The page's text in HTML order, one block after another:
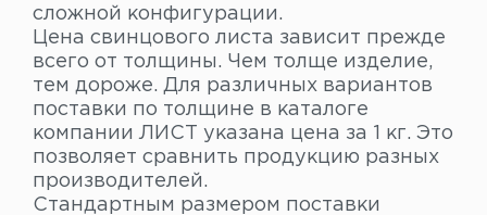
сложной конфигурации.
Цена свинцового листа зависит прежде
всего от толщины. Чем толще изделие,
тем дороже. Для различных вариантов
поставки по толщине в каталоге
компании ЛИСТ указана цена за 1 кг. Это
позволяет сравнить продукцию разных
производителей.
Стандартным размером поставки